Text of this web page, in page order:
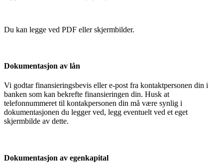
Du kan legge ved PDF eller skjermbilder.
Dokumentasjon av lån
Vi godtar finansieringsbevis eller e-post fra kontaktpersonen din i
banken som kan bekrefte finansieringen din. Husk at
telefonnummeret til kontakpersonen din må være synlig i
dokumentasjonen du legger ved, legg eventuelt ved et eget
skjermbilde av dette.
Dokumentasjon av egenkapital